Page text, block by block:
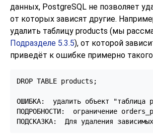
данных, PostgreSQL не позволяет
от которых зависят другие.
удалить таблицу products (мы
Подразделе 5.3.5), от которой
приведёт к ошибке примерно
DROP TABLE products;
ОШИБКА:  удалить объект "таблица
ПОДРОБНОСТИ:  ограничение